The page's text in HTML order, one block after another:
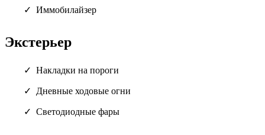
Иммобилайзер
Экстерьер
Накладки на пороги
Дневные ходовые огни
Светодиодные фары